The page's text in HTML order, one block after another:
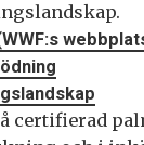
certifierad